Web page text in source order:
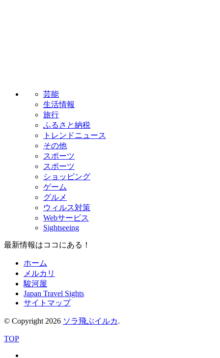
芸能
生活情報
旅行
ふるさと納税
トレンドニュース
その他
スポーツ
スポーツ
ショッピング
ゲーム
グルメ
ウィルス対策
Webサービス
Sightseeing
最新情報はココにある！
ホーム
メルカリ
駿河屋
Japan Travel Sights
サイトマップ
© Copyright 2026 ソラ飛ぶイルカ.
TOP